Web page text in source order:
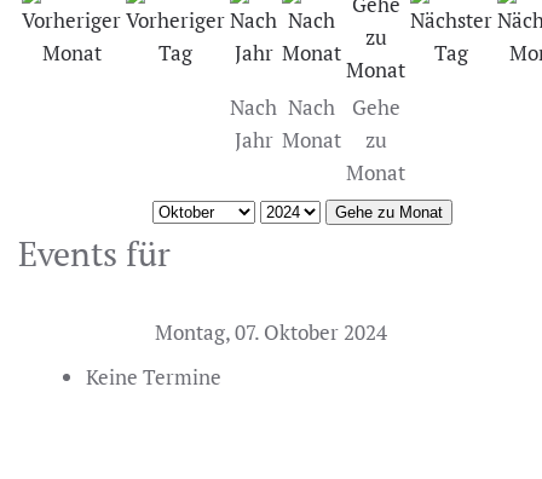
Nach
Jahr
Nach
Monat
Gehe
zu
Monat
Gehe zu Monat
Events für
Montag, 07. Oktober 2024
Keine Termine